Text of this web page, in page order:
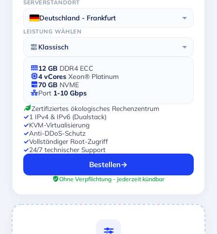
SERVERSTANDORT
Deutschland - Frankfurt
LEISTUNG WÄHLEN
Klassisch
12 GB DDR4 ECC
4 vCores Xeon® Platinum
70 GB NVME
Port 1-10 Gbps
Zertifiziertes ökologisches Rechenzentrum
✓1 IPv4 & IPv6 (Dualstack)
✓KVM-Virtualisierung
✓Anti-DDoS-Schutz
✓Vollständiger Root-Zugriff
✓24/7 technischer Support
Bestellen→
Ohne Verpflichtung - Jederzeit kündbar